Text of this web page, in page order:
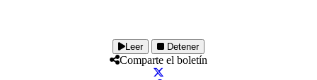
Leer Detener
Comparte el boletín